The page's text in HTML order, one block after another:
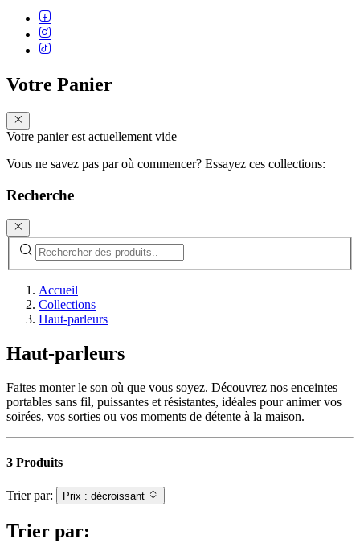
Votre Panier
Votre panier est actuellement vide
Vous ne savez pas par où commencer? Essayez ces collections:
Recherche
Accueil
Collections
Haut-parleurs
Haut-parleurs
Faites monter le son où que vous soyez. Découvrez nos enceintes
portables sans fil, puissantes et résistantes, idéales pour animer vos
soirées, vos sorties ou vos moments de détente à la maison.
3 Produits
Trier par: Prix : décroissant
Trier par: